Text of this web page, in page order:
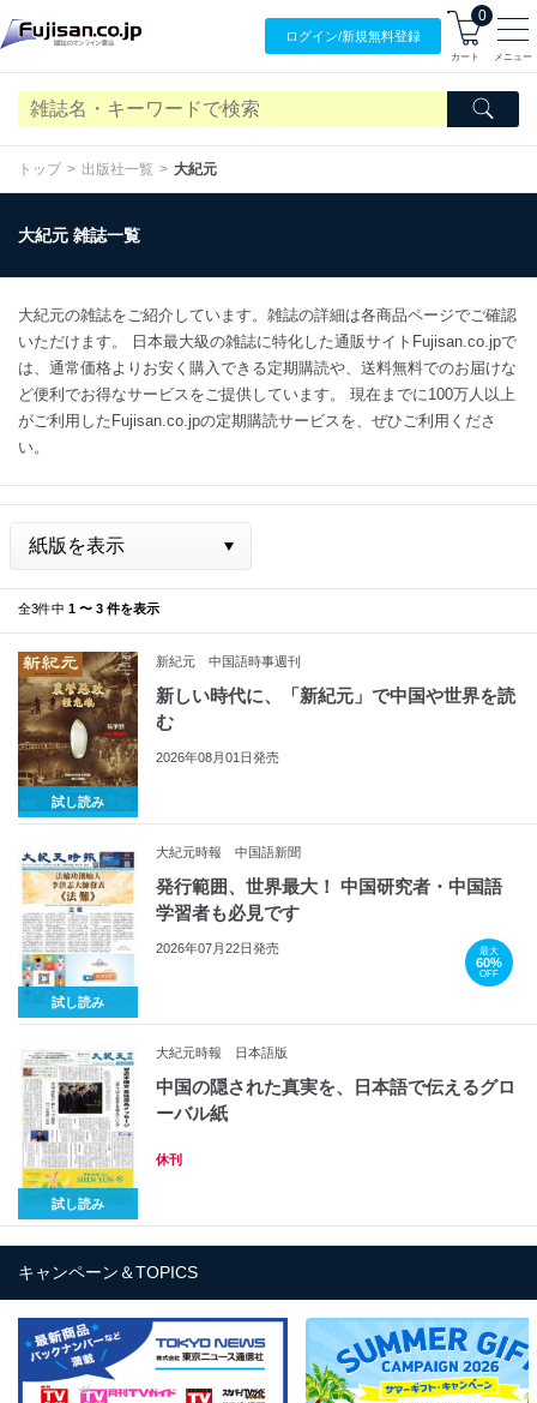
ログイン/新規無料登録
0
カート メニュー
トップ 出版社一覧 大紀元
大紀元 雑誌一覧
大紀元の雑誌をご紹介しています。雑誌の詳細は各商品ページでご確認
いただけます。 日本最大級の雑誌に特化した通販サイトFujisan.co.jpで
は、通常価格よりお安く購入できる定期購読や、送料無料でのお届けな
ど便利でお得なサービスをご提供しています。 現在までに100万人以上
がご利用したFujisan.co.jpの定期購読サービスを、ぜひご利用くださ
い。
全3件中 1 〜 3 件を表示
試し読み
新紀元 中国語時事週刊
新しい時代に、「新紀元」で中国や世界を読
む
2026年08月01日発売
試し読み
大紀元時報 中国語新聞
発行範囲、世界最大！ 中国研究者・中国語
学習者も必見です
2026年07月22日発売 最大
60%
OFF
試し読み
大紀元時報 日本語版
中国の隠された真実を、日本語で伝えるグロ
ーバル紙
休刊
キャンペーン＆TOPICS